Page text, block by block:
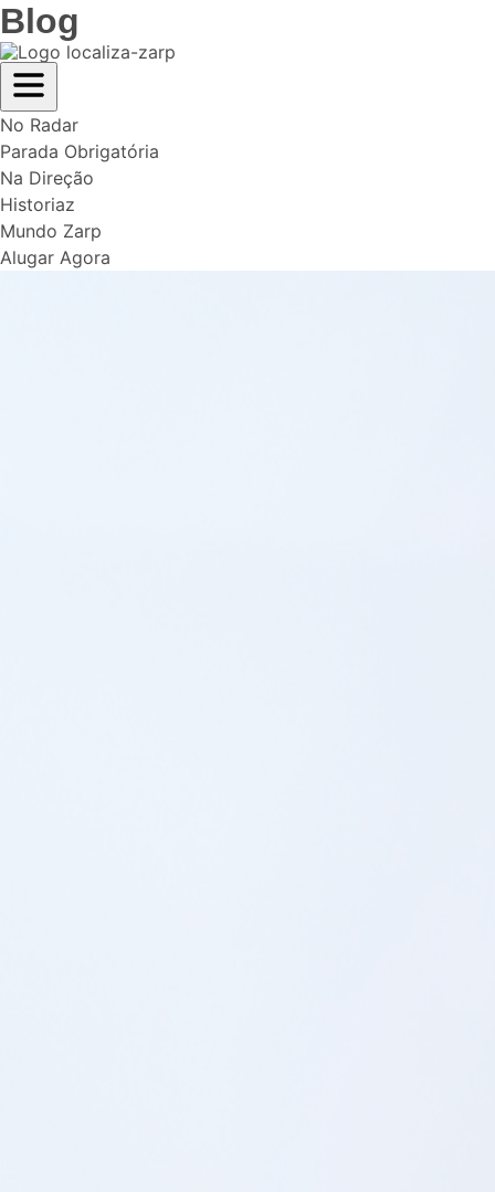
Blog
No Radar
Parada Obrigatória
Na Direção
Historiaz
Mundo Zarp
Alugar Agora